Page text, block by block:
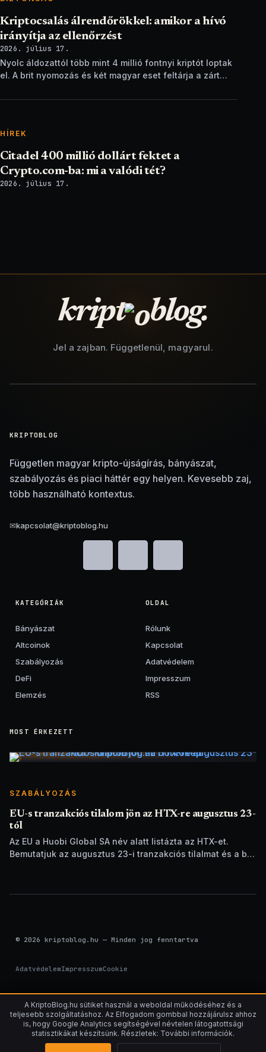
Kriptocsalás álrendőrökkel: amikor a hívó
irányítja az ellenőrzést
2026. július 17.
Nyolc áldozattól több mint 4 millió fontnyi kriptót loptak
el. A brit nyomozás és két magyar eset feltárja a zárt
HÍREK
Citadel 400 millió dollárt fektet a
Crypto.com-ba: mi a valódi tét?
2026. július 17.
kript blog.
Jel a zajban. Függetlenül, magyarul.
KRIPTOBLOG
Független magyar kripto-újságírás, bányászat,
szabályozás és piaci háttér egy helyen. Kevesebb zaj,
több használható kontextus.
✉kapcsolat@kriptoblog.hu
KATEGÓRIÁK
Bányászat
Altcoinok
Szabályozás
DeFi
Elemzés
OLDAL
Rólunk
Kapcsolat
Adatvédelem
Impresszum
RSS
MOST ÉRKEZETT
SZABÁLYOZÁS
EU-s tranzakciós tilalom jön az HTX-re augusztus 23-
tól
Az EU a Huobi Global SA név alatt listázta az HTX-et.
Bemutatjuk az augusztus 23-i tranzakciós tilalmat és a brit
© 2026 kriptoblog.hu — Minden jog fenntartva
AdatvédelemImpresszumCookie
A KriptoBlog.hu sütiket használ a weboldal működéséhez és a
teljesebb szolgáltatáshoz. Az Elfogadom gombbal hozzájárulsz ahhoz
is, hogy Google Analytics segítségével névtelen látogatottsági
statisztikákat készítsünk. Részletek: További információk.